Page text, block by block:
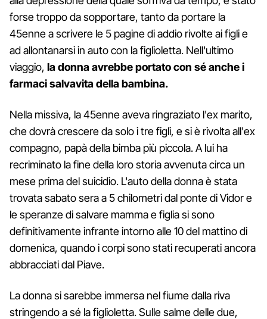
forse troppo da sopportare, tanto da portare la
45enne a scrivere le 5 pagine di addio rivolte ai figli e
ad allontanarsi in auto con la figlioletta. Nell'ultimo
viaggio, la donna avrebbe portato con sé anche i
farmaci salvavita della bambina.
Nella missiva, la 45enne aveva ringraziato l'ex marito,
che dovrà crescere da solo i tre figli, e si è rivolta all'ex
compagno, papà della bimba più piccola. A lui ha
recriminato la fine della loro storia avvenuta circa un
mese prima del suicidio. L'auto della donna è stata
trovata sabato sera a 5 chilometri dal ponte di Vidor e
le speranze di salvare mamma e figlia si sono
definitivamente infrante intorno alle 10 del mattino di
domenica, quando i corpi sono stati recuperati ancora
abbracciati dal Piave.
La donna si sarebbe immersa nel fiume dalla riva
stringendo a sé la figlioletta. Sulle salme delle due,